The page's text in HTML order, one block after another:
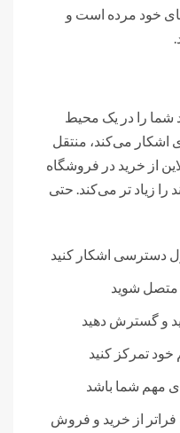
خود مرده است و
شما را در یک محیط
اشکار می‌کند، منتقل
از خرید در فروشگاه
را زیاد تر می‌کند. حتی
دسترسی اشکار کنید
شوید
و گسترش دهید
تمرکز کنید
مهم شما باشد
فراتر از خرید و فروش